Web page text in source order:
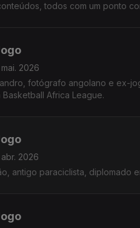
todos com um ponto
2026
fotógrafo angolano e ex-
Basketball Africa League.
2026
antigo paraciclista, diplomado